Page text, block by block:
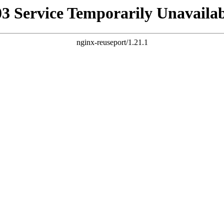
Service Temporarily
nginx-reuseport/1.21.1